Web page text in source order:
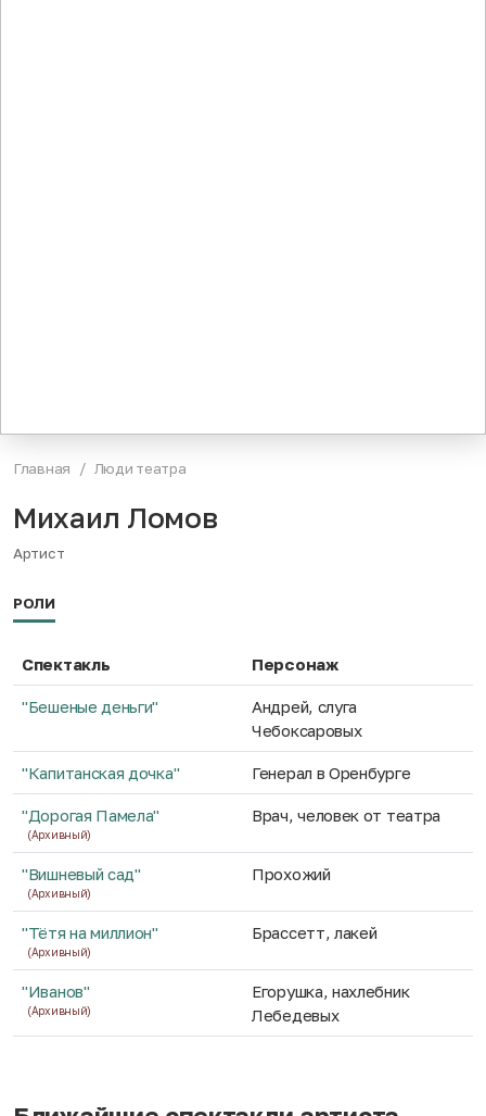
Главная Люди театра
Михаил Ломов
Артист
РОЛИ
Спектакль Персонаж
"Бешеные деньги"
Андрей, слуга
Чебоксаровых
"Капитанская дочка" Генерал в Оренбурге
"Дорогая Памела"
(Архивный)
Врач, человек от театра
"Вишневый сад"
(Архивный)
Прохожий
"Тётя на миллион"
(Архивный)
Брассетт, лакей
"Иванов"
(Архивный)
Егорушка, нахлебник
Лебедевых